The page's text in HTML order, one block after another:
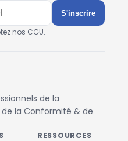
S'inscrire
nos CGU.
de la
de la Conformité & de
RESSOURCES